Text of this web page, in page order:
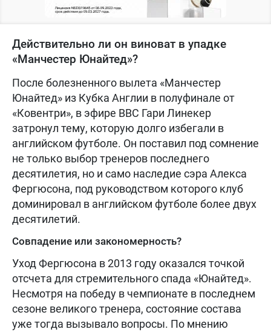
Действительно ли он виноват в упадке
«Манчестер Юнайтед»?
После болезненного вылета «Манчестер
Юнайтед» из Кубка Англии в полуфинале от
«Ковентри», в эфире BBC Гари Линекер
затронул тему, которую долго избегали в
английском футболе. Он поставил под сомнение
не только выбор тренеров последнего
десятилетия, но и само наследие сэра Алекса
Фергюсона, под руководством которого клуб
доминировал в английском футболе более двух
десятилетий.
Совпадение или закономерность?
Уход Фергюсона в 2013 году оказался точкой
отсчета для стремительного спада «Юнайтед».
Несмотря на победу в чемпионате в последнем
сезоне великого тренера, состояние состава
уже тогда вызывало вопросы. По мнению